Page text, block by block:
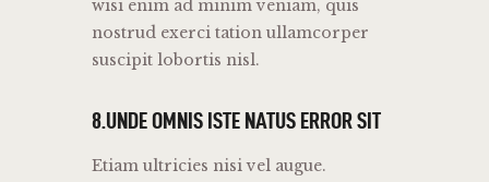
wisi enim ad minim veniam, quis
nostrud exerci tation ullamcorper
suscipit lobortis nisl.
8.UNDE OMNIS ISTE NATUS ERROR SIT
Etiam ultricies nisi vel augue.